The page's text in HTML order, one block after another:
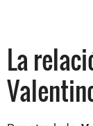
La